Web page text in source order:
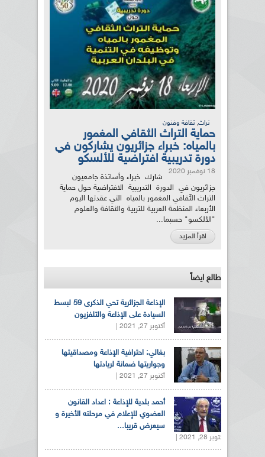
تراث,ثقافة وفنون
حماية التراث الثقافي المغمور
بالمياه: خبراء جزائريون يشاركون في
دورة تدريبية افتراضية للألسكو
18 نوفمبر 2020
شارك خبراء وأساتذة جامعيون
جزائريون في الدورة التدريبية الافتراضية حول حماية
التراث الثّقافي المغمور بالمياه التي عقدتها اليوم
الأربعاء المنظمة العربية للتربية والثقافة والعلوم
"الألكسو" حسبما...
اقرأ المزيد
طالع ايضاً
الإذاعة الجزائرية تحي الذكرى 59 لبسط
السيادة على الإذاعة والتلفزيون
أكتوبر 27, 2021 |
بغالي: احترافية الإذاعة ومصداقيتها
وجواريتها ضمانة لريادتها
أكتوبر 27, 2021 |
أحمد بلدية للإذاعة : اعداد القانون
العضوي للإعلام في مرحلته الأخيرة و
سيعرض قريبا...
أكتوبر 28, 2021 |